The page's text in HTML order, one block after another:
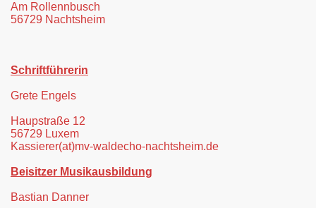
Am Rollennbusch
56729 Nachtsheim
Schriftführerin
Grete Engels
Haupstraße 12
56729 Luxem
Kassierer(at)mv-waldecho-nachtsheim.de
Beisitzer Musikausbildung
Bastian Danner